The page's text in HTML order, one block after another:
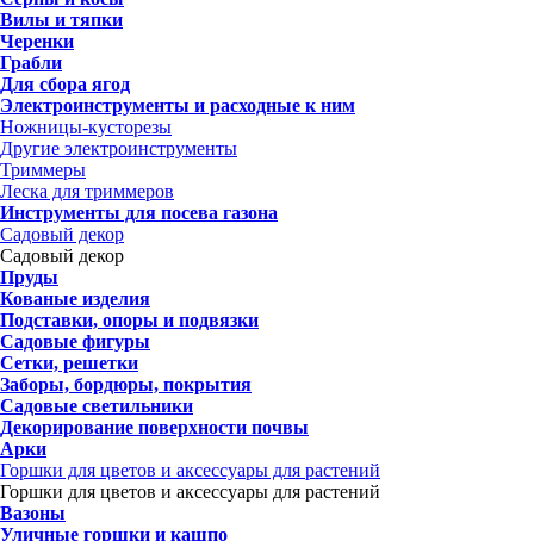
Вилы и тяпки
Черенки
Грабли
Для сбора ягод
Электроинструменты и расходные к ним
Ножницы-кусторезы
Другие электроинструменты
Триммеры
Леска для триммеров
Инструменты для посева газона
Садовый декор
Садовый декор
Пруды
Кованые изделия
Подставки, опоры и подвязки
Садовые фигуры
Сетки, решетки
Заборы, бордюры, покрытия
Садовые светильники
Декорирование поверхности почвы
Арки
Горшки для цветов и аксессуары для растений
Горшки для цветов и аксессуары для растений
Вазоны
Уличные горшки и кашпо